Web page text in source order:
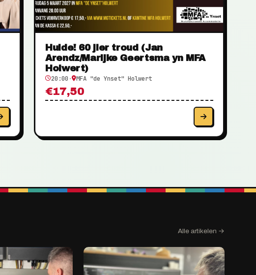
Hulde! 60 jier troud (Jan
Arendz/Marijke Geertsma yn MFA
Holwert)
20:00 · MFA "de Ynset" Holwert
€17,50
Alle artikelen →